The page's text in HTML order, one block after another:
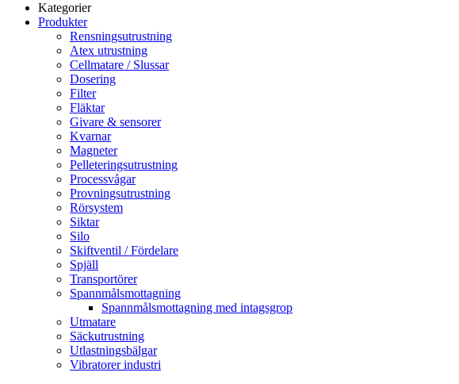
Kategorier
Produkter
Rensningsutrustning
Atex utrustning
Cellmatare / Slussar
Dosering
Filter
Fläktar
Givare & sensorer
Kvarnar
Magneter
Pelleteringsutrustning
Processvågar
Provningsutrustning
Rörsystem
Siktar
Silo
Skiftventil / Fördelare
Spjäll
Transportörer
Spannmålsmottagning
Spannmålsmottagning med intagsgrop
Utmatare
Säckutrustning
Utlastningsbälgar
Vibratorer industri